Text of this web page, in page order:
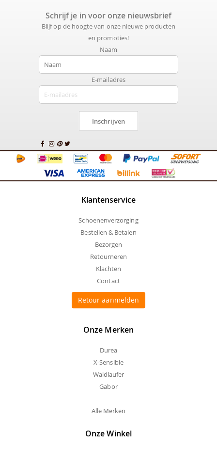
Schrijf je in voor onze nieuwsbrief
Blijf op de hoogte van onze nieuwe producten
en promoties!
Naam
E-mailadres
Inschrijven
Klantenservice
Schoenenverzorging
Bestellen & Betalen
Bezorgen
Retourneren
Klachten
Contact
Retour aanmelden
Onze Merken
Durea
X-Sensible
Waldlaufer
Gabor
Alle Merken
Onze Winkel